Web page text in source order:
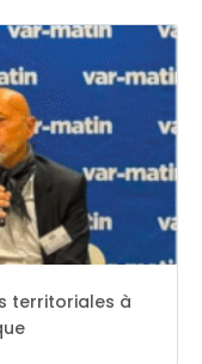
territoriales à